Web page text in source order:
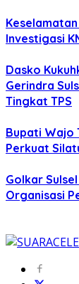
Investigasi
Dasko
Gerindra
Tingkat TPS
Bupati Wajo
Perkuat
Golkar
Organisasi